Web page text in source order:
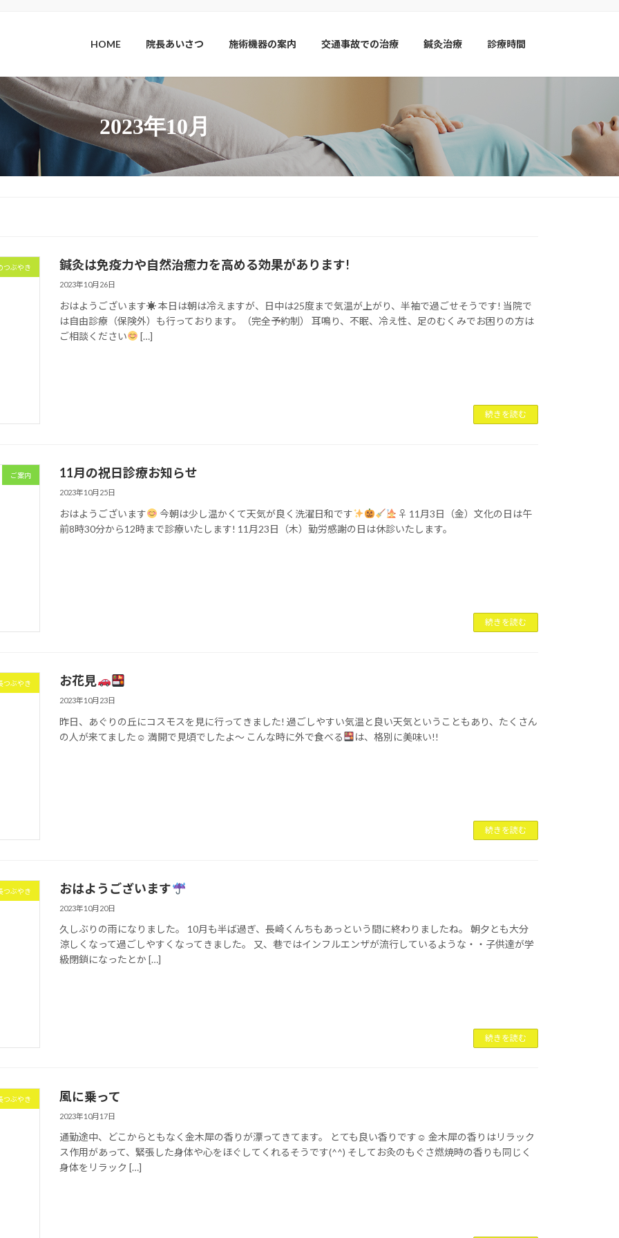
HOME 院長あいさつ 施術機器の案内 交通事故での治療 鍼灸治療 診療時間
2023年10月
つぶやき 鍼灸は免疫力や自然治癒力を高める効果があります!
2023年10月26日
おはようございます☀ 本日は朝は冷えますが、日中は25度まで気温が上がり、半袖で過ごせそうです! 当院で
は自由診療（保険外）も行っております。（完全予約制） 耳鳴り、不眠、冷え性、足のむくみでお困りの方は
ご相談ください
[…]
続きを読む
ご案内 11月の祝日診療お知らせ
2023年10月25日
おはようございます 今朝は少し温かくて天気が良く洗濯日和です
‍♀ 11月3日（金）文化の日は午
前8時30分から12時まで診療いたします! 11月23日（木）勤労感謝の日は休診いたします。
続きを読む
つぶやき お花見
2023年10月23日
昨日、あぐりの丘にコスモスを見に行ってきました! 過ごしやすい気温と良い天気ということもあり、たくさん
の人が来てました☺ 満開で見頃でしたよ〜 こんな時に外で食べる
は、格別に美味い!!
続きを読む
つぶやき おはようございます
2023年10月20日
久しぶりの雨になりました。 10月も半ば過ぎ、長崎くんちもあっという間に終わりましたね。 朝夕とも大分
涼しくなって過ごしやすくなってきました。 又、巷ではインフルエンザが流行しているような・・子供達が学
級閉鎖になったとか […]
続きを読む
つぶやき 風に乗って
2023年10月17日
通勤途中、どこからともなく金木犀の香りが漂ってきてます。 とても良い香りです☺ 金木犀の香りはリラック
ス作用があって、緊張した身体や心をほぐしてくれるそうです(^^) そしてお灸のもぐさ燃焼時の香りも同じく
身体をリラック […]